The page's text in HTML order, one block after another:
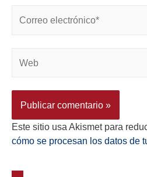
Este sitio usa Akismet para
cómo se procesan los datos de